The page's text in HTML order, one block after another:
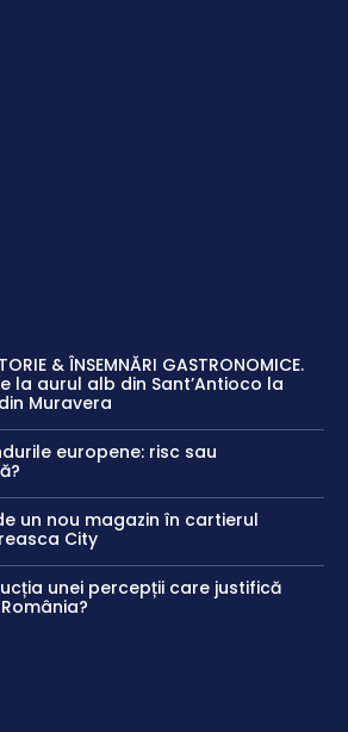
& ÎNSEMNĂRI GASTRONOMICE.
la aurul alb din Sant’Antioco la
Muravera
europene: risc sau
un nou magazin în cartierul
City
unei percepții care justifică